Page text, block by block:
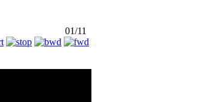
01/11